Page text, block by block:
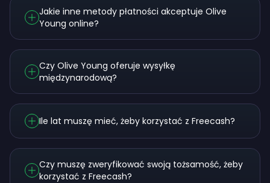
Jakie inne metody płatności akceptuje Olive
Young online?
Czy Olive Young oferuje wysyłkę
międzynarodową?
Ile lat muszę mieć, żeby korzystać z Freecash?
Czy muszę zweryfikować swoją tożsamość, żeby
korzystać z Freecash?